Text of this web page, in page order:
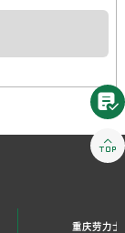
重庆劳力士

